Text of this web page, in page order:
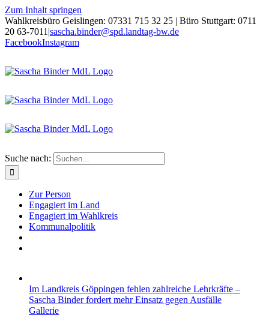
Zum Inhalt springen
Wahlkreisbüro Geislingen: 07331 715 32 25 | Büro Stuttgart: 0711
20 63-7011 |sascha.binder@spd.landtag-bw.de
FacebookInstagram
Suche nach:
Zur Person
Engagiert im Land
Engagiert im Wahlkreis
Kommunalpolitik
Im Landkreis Göppingen fehlen zahlreiche Lehrkräfte –
Sascha Binder fordert mehr Einsatz gegen Ausfälle
Gallerie